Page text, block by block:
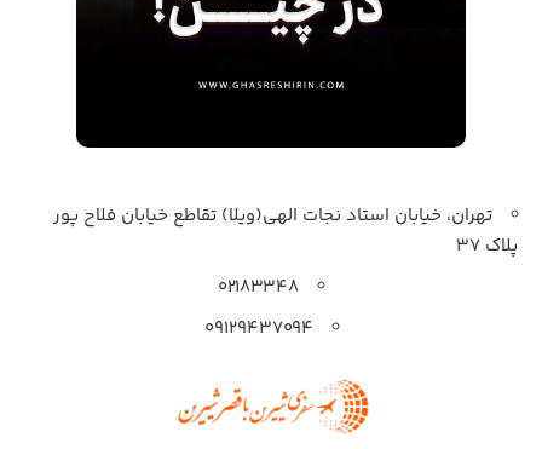
تهران، خیابان استاد نجات الهی(ویلا) تقاطع خیابان فلاح پور
پلاک 37
۰۲۱۸۳۳۴۸
۰۹۱۲۹۴۳۷۰۹۴